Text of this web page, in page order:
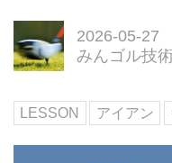
2026-05-27
みんゴル技
LESSON アイアン